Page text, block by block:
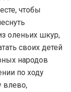
чтобы
оленьих шкур,
своих детей
народов
по ходу
влево,